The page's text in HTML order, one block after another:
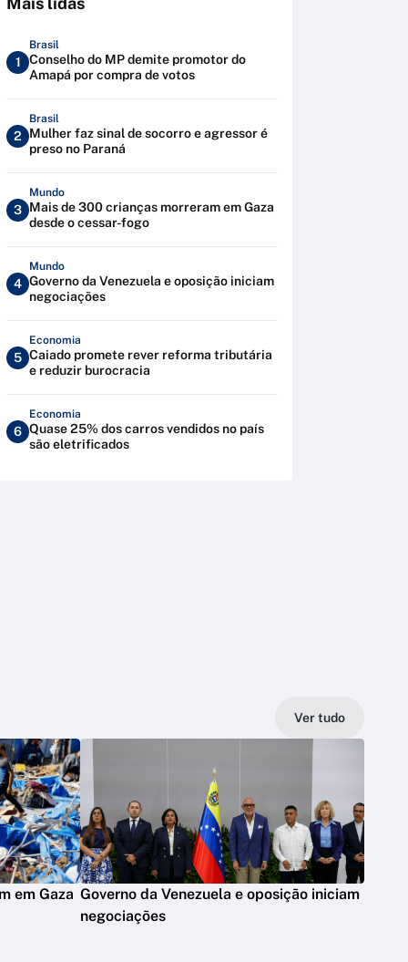
1
Brasil
Conselho do MP demite promotor do
Amapá por compra de votos
2
Brasil
Mulher faz sinal de socorro e agressor é
preso no Paraná
3
Mundo
Mais de 300 crianças morreram em Gaza
desde o cessar-fogo
4
Mundo
Governo da Venezuela e oposição iniciam
negociações
5
Economia
Caiado promete rever reforma tributária
e reduzir burocracia
6
Economia
Quase 25% dos carros vendidos no país
são eletrificados
Ver tudo
em Gaza Governo da Venezuela e oposição iniciam
negociações